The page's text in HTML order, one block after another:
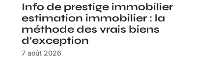
Info de prestige immobilier
estimation immobilier : la
méthode des vrais biens
d’exception
7 août 2026